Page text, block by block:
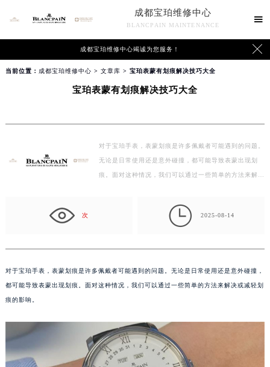
成都宝珀维修中心
BLANCPAIN MAINTENANCE

成都宝珀维修中心竭诚为您服务！ 
当前位置： 成都宝珀维修中心 > 文章库 > 宝珀表蒙有划痕解决技巧大全
宝珀表蒙有划痕解决技巧大全
对于宝珀手表，表蒙划痕是许多佩戴者可能遇到的问题。
无论是日常使用还是意外碰撞，都可能导致表蒙出现划
痕。面对这种情况，我们可以通过一些简单的方法来解
次  2025-08-14
对于宝珀手表，表蒙划痕是许多佩戴者可能遇到的问题。无论是日常使用还是意外碰撞，
都可能导致表蒙出现划痕。面对这种情况，我们可以通过一些简单的方法来解决或减轻划
痕的影响。